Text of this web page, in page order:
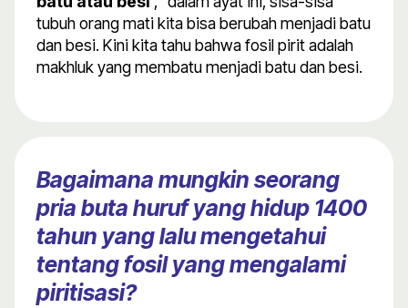
tubuh orang mati kita bisa berubah menjadi batu
dan besi. Kini kita tahu bahwa fosil pirit adalah
makhluk yang membatu menjadi batu dan besi.
Bagaimana mungkin seorang
pria buta huruf yang hidup 1400
tahun yang lalu mengetahui
tentang fosil yang mengalami
piritisasi?